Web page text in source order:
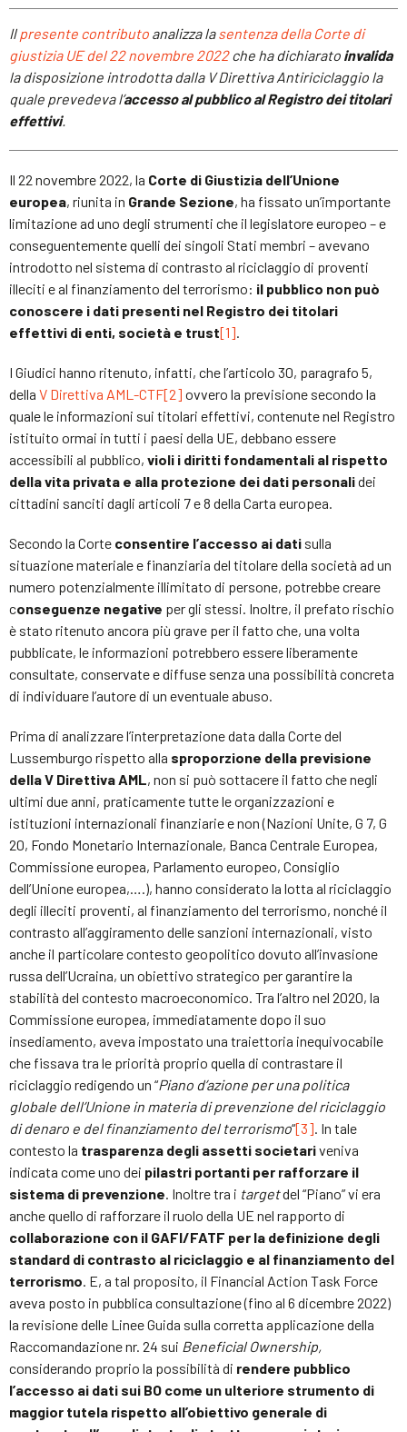
Il presente contributo analizza lasentenza della Corte di
giustizia UE del 22 novembre 2022che ha dichiarato invalida
la disposizione introdotta dalla V Direttiva Antiriciclaggio la
quale prevedeva l’accesso al pubblico al Registro dei titolari
effettivi.
Il 22 novembre 2022, la Corte di Giustizia dell’Unione
europea, riunita in Grande Sezione, ha fissato un’importante
limitazione ad uno degli strumenti che il legislatore europeo – e
conseguentemente quelli dei singoli Stati membri – avevano
introdotto nel sistema di contrasto al riciclaggio di proventi
illeciti e al finanziamento del terrorismo: il pubblico non può
conoscere i dati presenti nel Registro dei titolari
effettivi di enti, società e trust[1]
I Giudici hanno ritenuto, infatti, che l’articolo 30, paragrafo 5,
della V Direttiva AML-CTF[2] ovvero la previsione secondo la
quale le informazioni sui titolari effettivi, contenute nel Registro
istituito ormai in tutti i paesi della UE, debbano essere
accessibili al pubblico, violi i diritti fondamentali al rispetto
della vita privata e alla protezione dei dati personalidei
cittadini sanciti dagli articoli 7 e 8 della Carta europea.
Secondo la Corte consentire l’accesso ai dati sulla
situazione materiale e finanziaria del titolare della società ad un
numero potenzialmente illimitato di persone, potrebbe creare
conseguenze negative per gli stessi. Inoltre, il prefato rischio
è stato ritenuto ancora più grave per il fatto che, una volta
pubblicate, le informazioni potrebbero essere liberamente
consultate, conservate e diffuse senza una possibilità concreta
di individuare l’autore di un eventuale abuso.
Prima di analizzare l’interpretazione data dalla Corte del
Lussemburgo rispetto alla sproporzione della previsione
della V Direttiva AML , non si può sottacere il fatto che negli
ultimi due anni, praticamente tutte le organizzazioni e
istituzioni internazionali finanziarie e non (Nazioni Unite, G 7, G
20, Fondo Monetario Internazionale, Banca Centrale Europea,
Commissione europea, Parlamento europeo, Consiglio
dell’Unione europea,….), hanno considerato la lotta al riciclaggio
degli illeciti proventi, al finanziamento del terrorismo, nonché il
contrasto all’aggiramento delle sanzioni internazionali, visto
anche il particolare contesto geopolitico dovuto all’invasione
russa dell’Ucraina, un obiettivo strategico per garantire la
stabilità del contesto macroeconomico. Tra l’altro nel 2020, la
Commissione europea, immediatamente dopo il suo
insediamento, aveva impostato una traiettoria inequivocabile
che fissava tra le priorità proprio quella di contrastare il
riciclaggio redigendo un “Piano d’azione per una politica
globale dell’Unione in materia di prevenzione del riciclaggio
di denaro e del finanziamento del terrorismo“[3] . In tale
contesto la trasparenza degli assetti societariveniva
indicata come uno dei pilastri portanti per rafforzare il
sistema di prevenzione . Inoltre tra i targetdel “Piano” vi era
anche quello di rafforzare il ruolo della UE nel rapporto di
collaborazione con il GAFI/FATF per la definizione degli
standard di contrasto al riciclaggio e al finanziamento del
terrorismo . E, a tal proposito, il Financial Action Task Force
aveva posto in pubblica consultazione (fino al 6 dicembre 2022)
la revisione delle Linee Guida sulla corretta applicazione della
Raccomandazione nr. 24 sui Beneficial Ownership,
considerando proprio la possibilità di rendere pubblico
l’accesso ai dati sui BO come un ulteriore strumento di
maggior tutela rispetto all’obiettivo generale di